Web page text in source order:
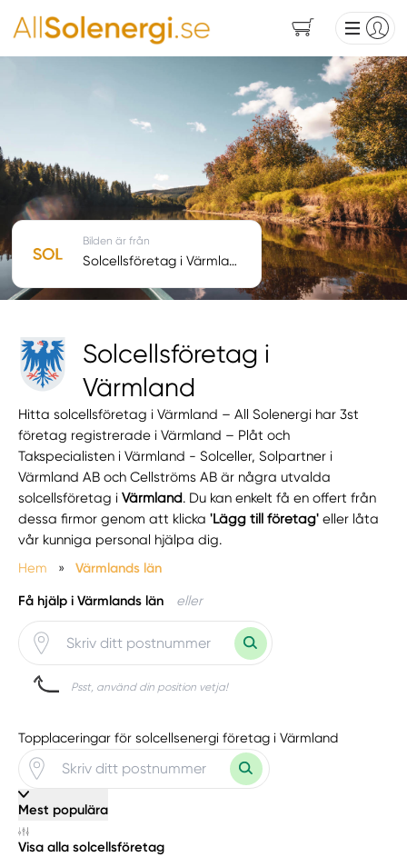
Solcellsföretag i
Värmland
Hitta solcellsföretag i Värmland – All Solenergi har 3st
företag registrerade i Värmland – Plåt och
Takspecialisten i Värmland - Solceller, Solpartner i
Värmland AB och Cellströms AB är några utvalda
solcellsföretag iVärmland. Du kan enkelt få en offert från
dessa firmor genom att klicka'Lägg till företag' eller låta
vår kunniga personal hjälpa dig.
Hem
» Värmlands län
Få hjälp i Värmlands län eller
Psst, använd din position vetja!
Bilden är från
Solcellsföretag i Värmland
Topplaceringar för solcellsenergi företag i Värmland
Mest populära
Visa alla solcellsföretag